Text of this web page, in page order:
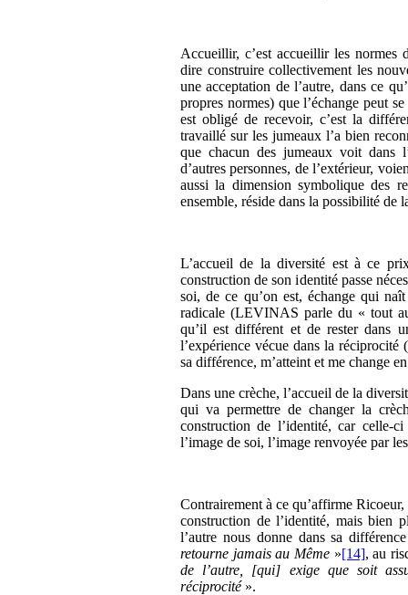
Accueillir, c’est accueillir les normes
dire construire collectivement les
une acceptation de l’autre, dans ce
propres normes) que l’échange peut
est obligé de recevoir, c’est la
travaillé sur les jumeaux l’a bien
que chacun des jumeaux voit dans
d’autres personnes, de l’extérieur,
aussi la dimension symbolique des
ensemble, réside dans la possibilité de
L’accueil de la diversité est à ce
construction de son identité passe
soi, de ce qu’on est, échange qui
radicale (LEVINAS parle du « tout
qu’il est différent et de rester dans
l’expérience vécue dans la
sa différence, m’atteint et me change
Dans une crèche, l’accueil de la
qui va permettre de changer la
construction de l’identité, car celle-
l’image de soi, l’image renvoyée par
Contrairement à ce qu’affirme
construction de l’identité, mais bien
l’autre nous donne dans sa
retourne jamais au Même »[14], au
de l’autre, [qui] exige que soit
réciprocité».